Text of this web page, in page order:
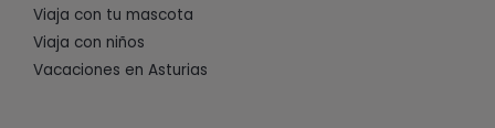
Viaja con tu mascota
Viaja con niños
Vacaciones en Asturias